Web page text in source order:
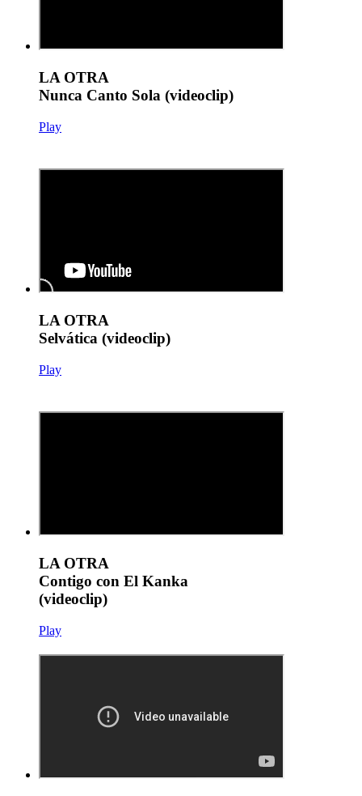
LA OTRA
Nunca Canto Sola (videoclip)
Play
LA OTRA
Selvática (videoclip)
Play
LA OTRA
Contigo con El Kanka
(videoclip)
Play